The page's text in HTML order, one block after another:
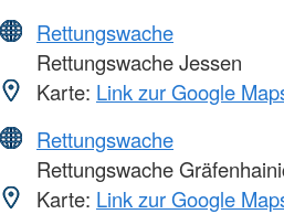
Rettungswache
Rettungswache Jessen
Karte: Link zur Google
Rettungswache
Rettungswache
Karte: Link zur Google